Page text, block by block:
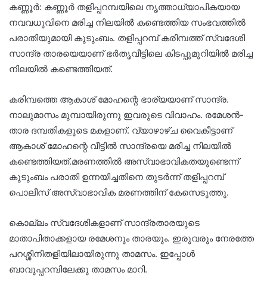
കണ്ണൂര്‍: കണ്ണൂർ തളിപ്പറമ്പയിലെ നൃത്താധ്യാപികയായ
നവവധുവിനെ മരിച്ച നിലയിൽ കണ്ടെത്തിയ സംഭവത്തിൽ
പരാതിയുമായി കുടുംബം. തളിപ്പറമ്പ് കരിമ്പത്ത് സ്വദേശി
സാന്ദ്ര താരയെയാണ് ഭര്‍തൃവീട്ടിലെ കിടപ്പുമുറിയില്‍ മരിച്ച
നിലയില്‍ കണ്ടെത്തിയത്.
കരിമ്പത്തെ ആകാശ് മോഹന്റെ ഭാര്യയാണ് സാന്ദ്ര.
നാലുമാസം മുമ്പായിരുന്നു ഇവരുടെ വിവാഹം. രമേശന്‍-
താര ദമ്പതികളുടെ മകളാണ്. വ്യാഴാഴ്ച വൈകീട്ടാണ്
ആകാശ് മോഹന്റെ വീട്ടില്‍ സാന്ദ്രയെ മരിച്ച നിലയില്‍
കണ്ടെത്തിയത്.മരണത്തില്‍ അസ്വാഭാവികതയുണ്ടെന്ന്
കുടുംബം പരാതി ഉന്നയിച്ചതിനെ തുടര്‍ന്ന് തളിപ്പറമ്പ്
പൊലീസ് അസ്വാഭാവിക മരണത്തിന് കേസെടുത്തു.
കൊല്ലം സ്വദേശികളാണ് സാന്ദ്രതാരയുടെ
മാതാപിതാക്കളായ രമേശനും താരയും. ഇരുവരും നേരത്തേ
പറശ്ശിനിതളിയിലായിരുന്നു താമസം. ഇപ്പോൾ
ബാവുപ്പറമ്പിലേക്കു താമസം മാറി.